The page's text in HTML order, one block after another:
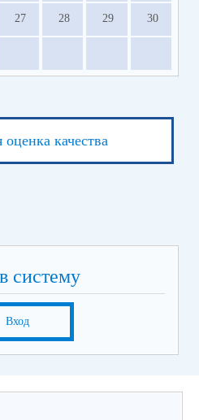
27 28 29 30
качества
систему
Вход